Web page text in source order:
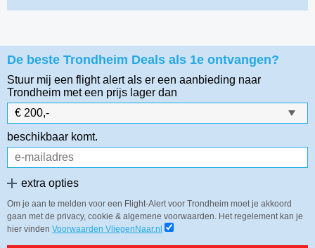
De beste Trondheim Deals als 1e ontvangen?
Stuur mij een flight alert als er een aanbieding naar
Trondheim met een prijs lager dan
beschikbaar komt.
extra opties
Om je aan te melden voor een Flight-Alert voor Trondheim moet je akkoord
gaan met de privacy, cookie & algemene voorwaarden. Het regelement kan je
hier vinden Voorwaarden VliegenNaar.nl